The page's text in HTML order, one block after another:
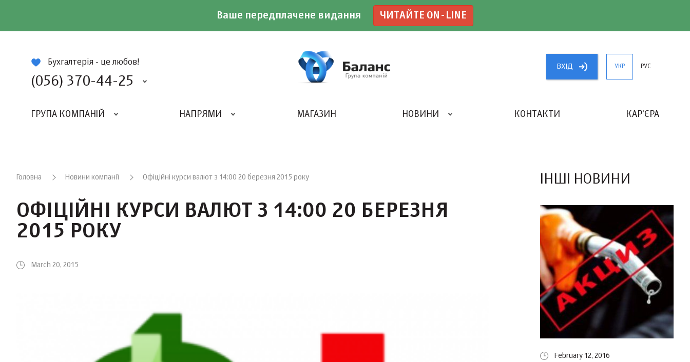
Ваше передплачене видання ЧИТАЙТЕ ON-LINE
Бухгалтерія - це любов!
(056) 370-44-25
ВХIД УКР РУС
ГРУПА КОМПАНІЙ НАПРЯМИ МАГАЗИН НОВИНИ КОНТАКТИ КАР'ЄРА
Головна Новини компанії Офіційні курси валют з 14:00 20 березня 2015 року
ОФІЦІЙНІ КУРСИ ВАЛЮТ З 14:00 20 БЕРЕЗНЯ
2015 РОКУ
March 20, 2015
ІНШІ НОВИНИ
February 12, 2016